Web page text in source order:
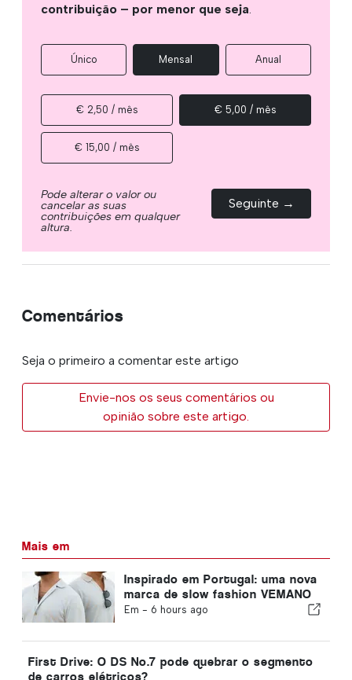
contribuição – por menor que seja.
Único Mensal Anual
€ 2,50 / mês € 5,00 / mês
€ 15,00 / mês
Pode alterar o valor ou
cancelar as suas
contribuições em qualquer
altura.
Seguinte →
Comentários
Seja o primeiro a comentar este artigo
Envie-nos os seus comentários ou
opinião sobre este artigo.
Mais em
Inspirado em Portugal: uma nova
marca de slow fashion VEMANO
Em - 6 hours ago
First Drive: O DS No.7 pode quebrar o segmento
de carros elétricos?